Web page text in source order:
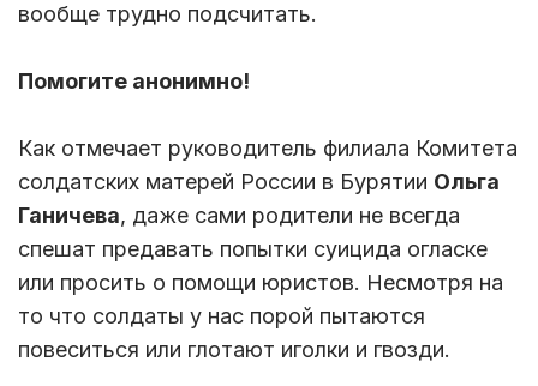
вообще трудно подсчитать.
Помогите анонимно!
Как отмечает руководитель филиала Комитета
солдатских матерей России в Бурятии Ольга
Ганичева, даже сами родители не всегда
спешат предавать попытки суицида огласке
или просить о помощи юристов. Несмотря на
то что солдаты у нас порой пытаются
повеситься или глотают иголки и гвозди.